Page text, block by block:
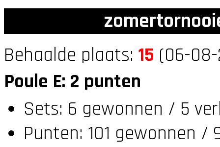
Behaalde plaats: 15 (06-
Poule E: 2 punten
Sets: 6 gewonnen / 5
Punten: 101 gewonnen /